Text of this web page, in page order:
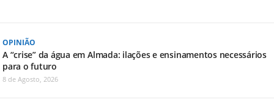
OPINIÃO
A “crise” da água em Almada: ilações e ensinamentos necessários
para o futuro
8 de Agosto, 2026